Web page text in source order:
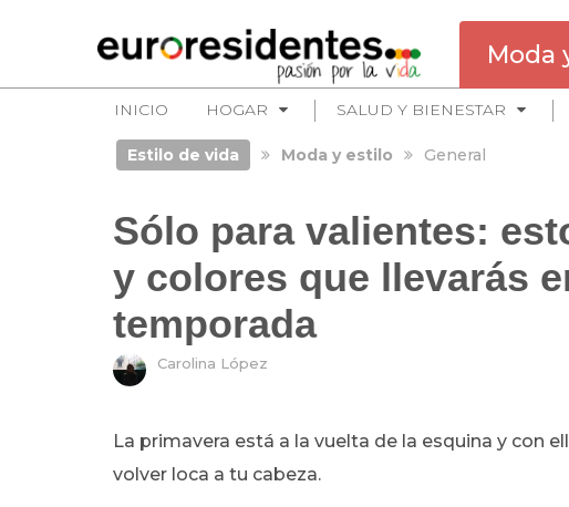
Moda
INICIO HOGAR SALUD Y BIENESTAR
Estilo de vida Moda y estilo General
Sólo para valientes:
y colores que llevarás
temporada
Carolina López
La primavera está a la vuelta de la esquina y con
volver loca a tu cabeza.